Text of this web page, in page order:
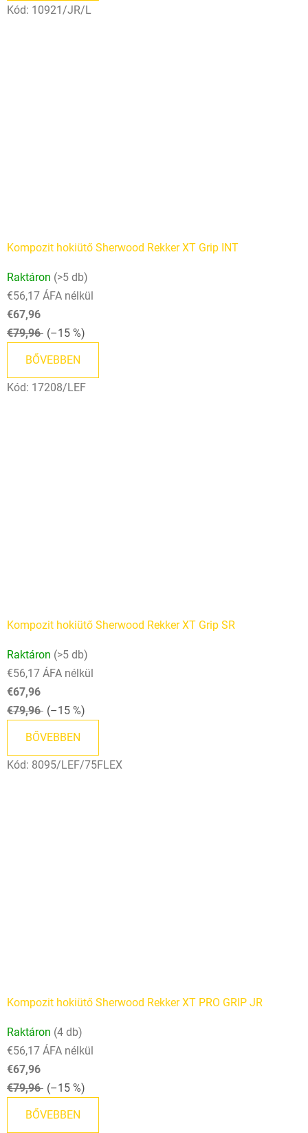
Kód: 10921/JR/L
Kompozit hokiütő Sherwood Rekker XT Grip INT
Raktáron (>5 db)
€56,17 ÁFA nélkül
€67,96
€79,96 (–15 %)
BŐVEBBEN
Kód: 17208/LEF
Kompozit hokiütő Sherwood Rekker XT Grip SR
Raktáron (>5 db)
€56,17 ÁFA nélkül
€67,96
€79,96 (–15 %)
BŐVEBBEN
Kód: 8095/LEF/75FLEX
Kompozit hokiütő Sherwood Rekker XT PRO GRIP JR
Raktáron (4 db)
€56,17 ÁFA nélkül
€67,96
€79,96 (–15 %)
BŐVEBBEN